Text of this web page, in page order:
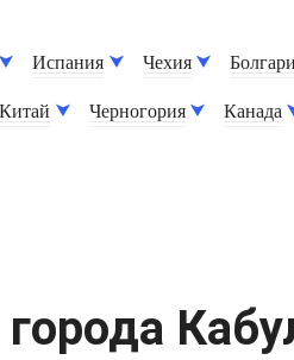
Испания Чехия
Китай Черногория Канада